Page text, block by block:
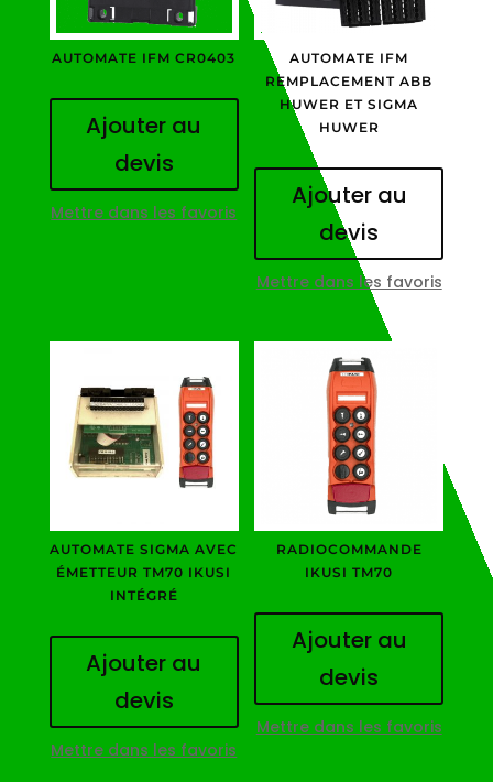
AUTOMATE IFM CR0403
Ajouter au
devis
Mettre dans les favoris
AUTOMATE IFM
REMPLACEMENT ABB
HUWER ET SIGMA
HUWER
Ajouter au
devis
Mettre dans les favoris
AUTOMATE SIGMA AVEC
ÉMETTEUR TM70 IKUSI
INTÉGRÉ
Ajouter au
devis
Mettre dans les favoris
RADIOCOMMANDE
IKUSI TM70
Ajouter au
devis
Mettre dans les favoris